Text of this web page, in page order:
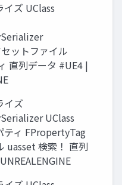
ズ UClass
ットファイル
直列データ #UE4 |
イズ
UClass
ィ FPropertyTag
uasset 検索！ 直列